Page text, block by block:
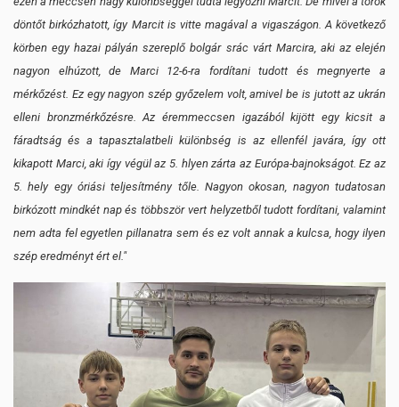
döntőt birkózhatott, így Marcit is vitte magával a vigaszágon. A következő
körben egy hazai pályán szereplő bolgár srác várt Marcira, aki az elején
nagyon elhúzott, de Marci 12-6-ra fordítani tudott és megnyerte a
mérkőzést. Ez egy nagyon szép győzelem volt, amivel be is jutott az ukrán
elleni bronzmérkőzésre. Az éremmeccsen igazából kijött egy kicsit a
fáradtság és a tapasztalatbeli különbség is az ellenfél javára, így ott
kikapott Marci, aki így végül az 5. hlyen zárta az Európa-bajnokságot. Ez az
5. hely egy óriási teljesítmény tőle. Nagyon okosan, nagyon tudatosan
birkózott mindkét nap és többször vert helyzetből tudott fordítani, valamint
nem adta fel egyetlen pillanatra sem és ez volt annak a kulcsa, hogy ilyen
szép eredményt ért el."